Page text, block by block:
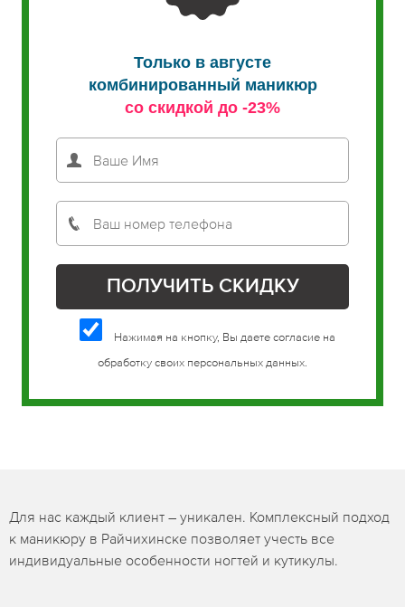
Только в августе
комбинированный маникюр
со скидкой до -23%
Нажимая на кнопку, Вы даете согласие на
обработку своих персональных данных.
Для нас каждый клиент – уникален. Комплексный подход
к маникюру в Райчихинске позволяет учесть все
индивидуальные особенности ногтей и кутикулы.